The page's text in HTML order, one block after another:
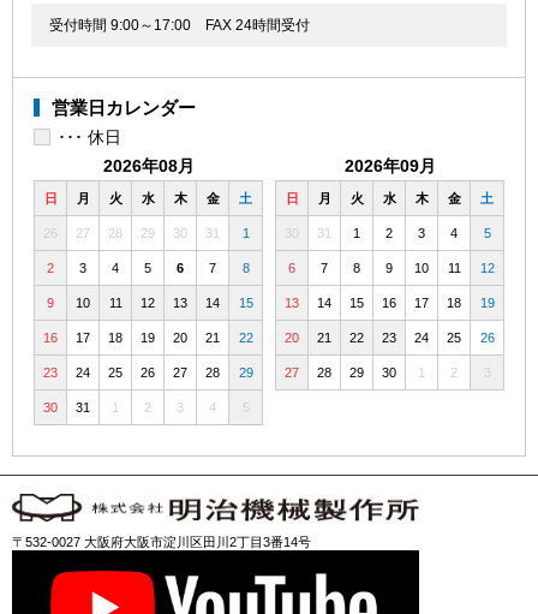
受付時間 9:00～17:00 FAX 24時間受付
営業日カレンダー
･･･ 休日
2026年08月
日 月 火 水 木 金 土
26 27 28 29 30 31 1
2 3 4 5 6 7 8
9 10 11 12 13 14 15
16 17 18 19 20 21 22
23 24 25 26 27 28 29
30 31 1 2 3 4 5
2026年09月
日 月 火 水 木 金 土
30 31 1 2 3 4 5
6 7 8 9 10 11 12
13 14 15 16 17 18 19
20 21 22 23 24 25 26
27 28 29 30 1 2 3
〒532-0027 大阪府大阪市淀川区田川2丁目3番14号